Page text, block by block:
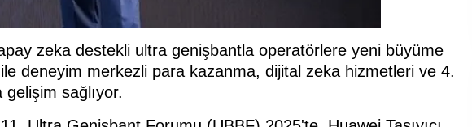
zeka destekli ultra genişbantla operatörlere yeni büyüme
deneyim merkezli para kazanma, dijital zeka hizmetleri ve 4.
sağlıyor.